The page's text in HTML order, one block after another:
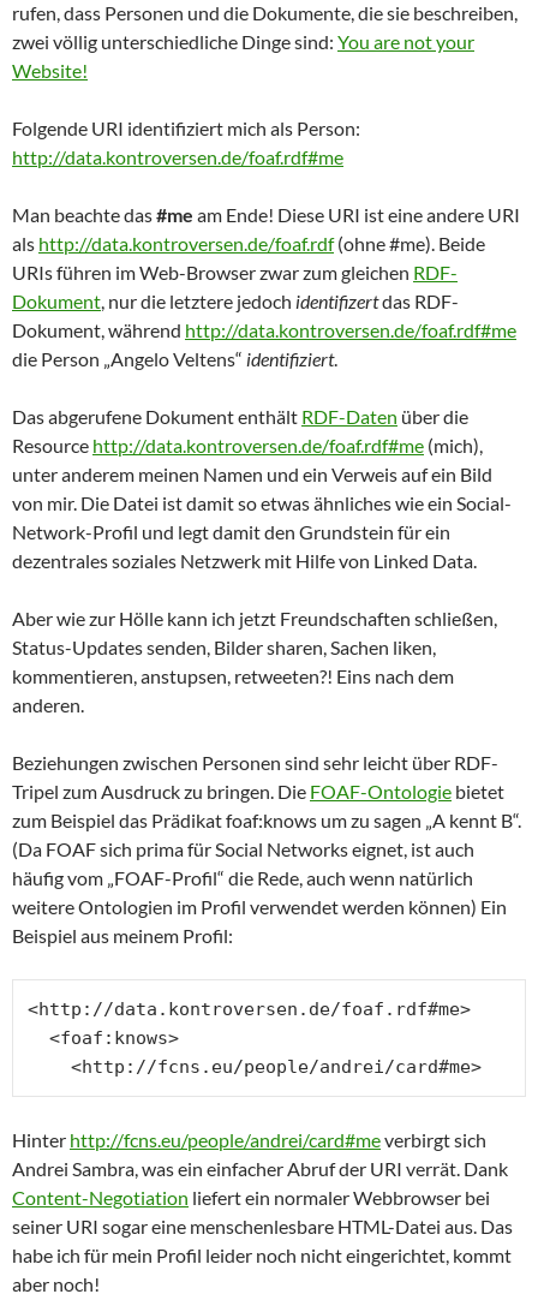
rufen, dass Personen und die Dokumente, die sie beschreiben,
zwei völlig unterschiedliche Dinge sind: You are not your
Website!
Folgende URI identifiziert mich als Person:
http://data.kontroversen.de/foaf.rdf#me
Man beachte das#me am Ende! Diese URI ist eine andere URI
als http://data.kontroversen.de/foaf.rdf(ohne #me). Beide
URIs führen im Web-Browser zwar zum gleichen RDF-
Dokument, nur die letztere jedoch identifizertdas RDF-
Dokument, während http://data.kontroversen.de/foaf.rdf#me
die Person „Angelo Veltens“ identifiziert.
Das abgerufene Dokument enthält RDF-Daten über die
Resource http://data.kontroversen.de/foaf.rdf#me (mich),
unter anderem meinen Namen und ein Verweis auf ein Bild
von mir. Die Datei ist damit so etwas ähnliches wie ein Social-
Network-Profil und legt damit den Grundstein für ein
dezentrales soziales Netzwerk mit Hilfe von Linked Data.
Aber wie zur Hölle kann ich jetzt Freundschaften schließen,
Status-Updates senden, Bilder sharen, Sachen liken,
kommentieren, anstupsen, retweeten?! Eins nach dem
anderen.
Beziehungen zwischen Personen sind sehr leicht über RDF-
Tripel zum Ausdruck zu bringen. Die FOAF-Ontologie bietet
zum Beispiel das Prädikat foaf:knows um zu sagen „A kennt B“.
(Da FOAF sich prima für Social Networks eignet, ist auch
häufig vom „FOAF-Profil“ die Rede, auch wenn natürlich
weitere Ontologien im Profil verwendet werden können) Ein
Beispiel aus meinem Profil:
<http://data.kontroversen.de/foaf.rdf#me>
    <http://fcns.eu/people/andrei/card#me>
Hinter http://fcns.eu/people/andrei/card#meverbirgt sich
Andrei Sambra, was ein einfacher Abruf der URI verrät. Dank
Content-Negotiation liefert ein normaler Webbrowser bei
seiner URI sogar eine menschenlesbare HTML-Datei aus. Das
habe ich für mein Profil leider noch nicht eingerichtet, kommt
aber noch!